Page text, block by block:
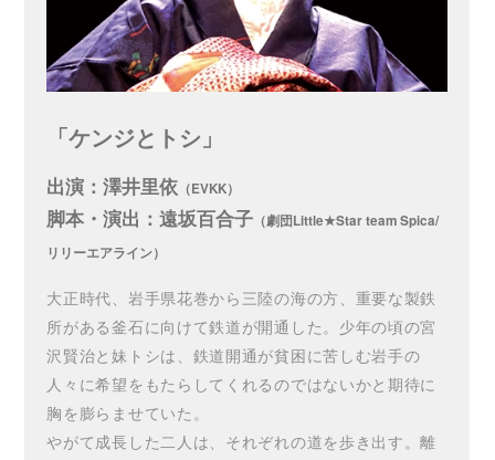
「ケンジとトシ」
出演：澤井里依 （EVKK）
脚本・演出：遠坂百合子 （劇団Little★Star team Spica/
リリーエアライン）
大正時代、岩手県花巻から三陸の海の方、重要な製鉄
所がある釜石に向けて鉄道が開通した。少年の頃の宮
沢賢治と妹トシは、鉄道開通が貧困に苦しむ岩手の
人々に希望をもたらしてくれるのではないかと期待に
胸を膨らませていた。
やがて成長した二人は、それぞれの道を歩き出す。離